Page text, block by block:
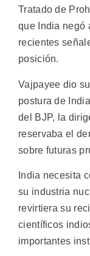
Tratado de
que India negó
recientes
posición.
Vajpayee dio
postura de
del BJP, la
reservaba el
sobre futuras
India necesita
su industria
revirtiera su
científicos
importantes